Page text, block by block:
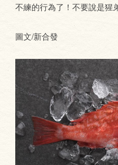
不練的行為了！不要說是猩
圖文/新合發